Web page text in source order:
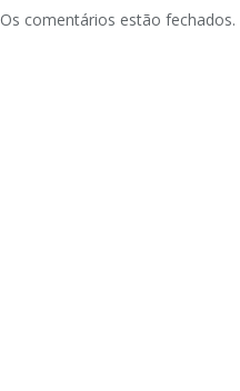
Os comentários estão fechados.